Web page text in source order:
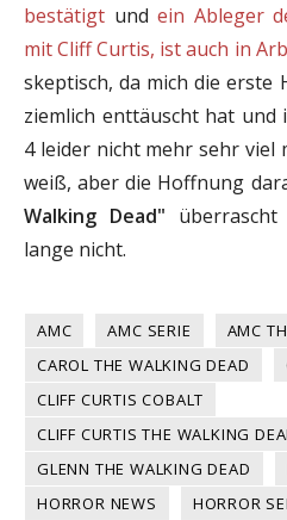
bestätigt undein Ableger
mit Cliff Curtis, ist auch in
skeptisch, da mich die erste
ziemlich enttäuscht hat und
4 leider nicht mehr sehr viel
weiß, aber die Hoffnung
Walking Dead"
lange nicht.
AMC AMC SERIE
AMC
CAROL THE WALKING DEAD
CLIFF CURTIS COBALT
CLIFF CURTIS THE WALKING
GLENN THE WALKING DEAD
HORROR NEWS
HORROR